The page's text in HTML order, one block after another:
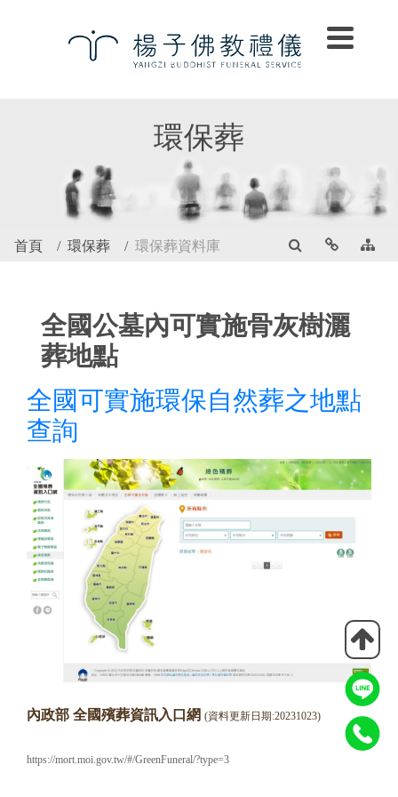
環保葬
首頁 環保葬 環保葬資料庫
全國公墓內可實施骨灰樹灑
葬地點
全國可實施環保自然葬之地點
查詢
內政部 全國殯葬資訊入口網 (資料更新日期:20231023)
https://mort.moi.gov.tw/#/GreenFuneral/?type=3